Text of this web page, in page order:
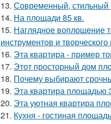
13. Современный, стильный
14. На площади 85 кв.
15. Наглядное воплощение
инструментов и
16. Эта квартира - пример
17. Этот просторный дом
18. Почему выбирают
19. Эта квартира площадью
20. Эта уютная квартира
21. Кухня - гостиная